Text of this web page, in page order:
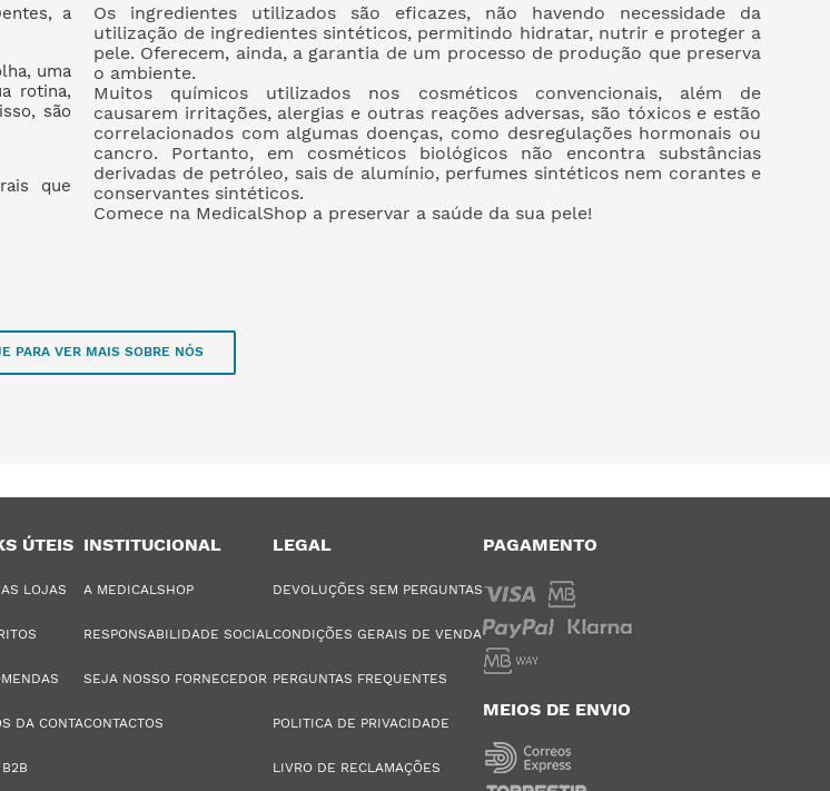
a
uma
rotina,
são
que
Os ingredientes utilizados são eficazes, não havendo necessidade da
utilização de ingredientes sintéticos, permitindo hidratar, nutrir e proteger a
pele. Oferecem, ainda, a garantia de um processo de produção que preserva
o ambiente.
Muitos químicos utilizados nos cosméticos convencionais, além de
causarem irritações, alergias e outras reações adversas, são tóxicos e estão
correlacionados com algumas doenças, como desregulações hormonais ou
cancro. Portanto, em cosméticos biológicos não encontra substâncias
derivadas de petróleo, sais de alumínio, perfumes sintéticos nem corantes e
conservantes sintéticos.
Comece na MedicalShop a preservar a saúde da sua pele!
PARA VER MAIS SOBRE NÓS
ÚTEIS
LOJAS
DA CONTA
INSTITUCIONAL
A MEDICALSHOP
RESPONSABILIDADE SOCIAL
SEJA NOSSO FORNECEDOR
CONTACTOS
LEGAL
DEVOLUÇÕES SEM PERGUNTAS
CONDIÇÕES GERAIS DE VENDA
PERGUNTAS FREQUENTES
POLITICA DE PRIVACIDADE
LIVRO DE RECLAMAÇÕES
PAGAMENTO
MEIOS DE ENVIO